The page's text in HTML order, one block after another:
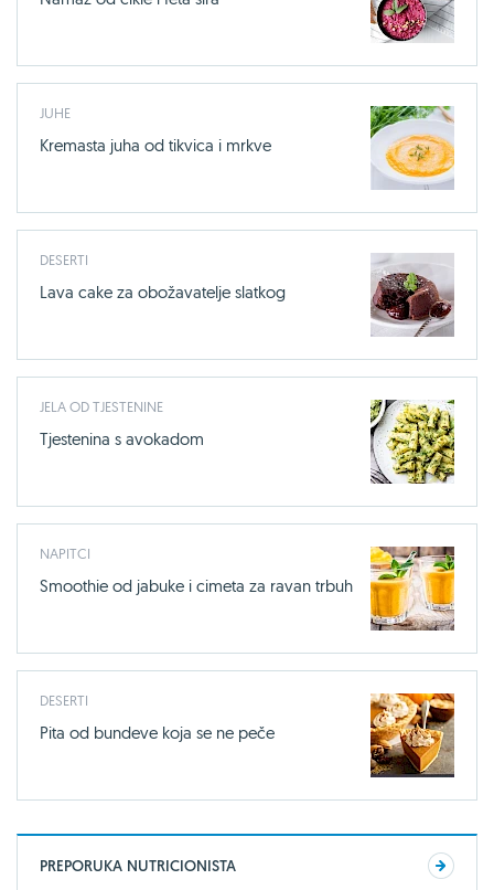
JUHE
Kremasta juha od tikvica i mrkve
DESERTI
Lava cake za obožavatelje slatkog
JELA OD TJESTENINE
Tjestenina s avokadom
NAPITCI
Smoothie od jabuke i cimeta za ravan trbuh
DESERTI
Pita od bundeve koja se ne peče
PREPORUKA NUTRICIONISTA